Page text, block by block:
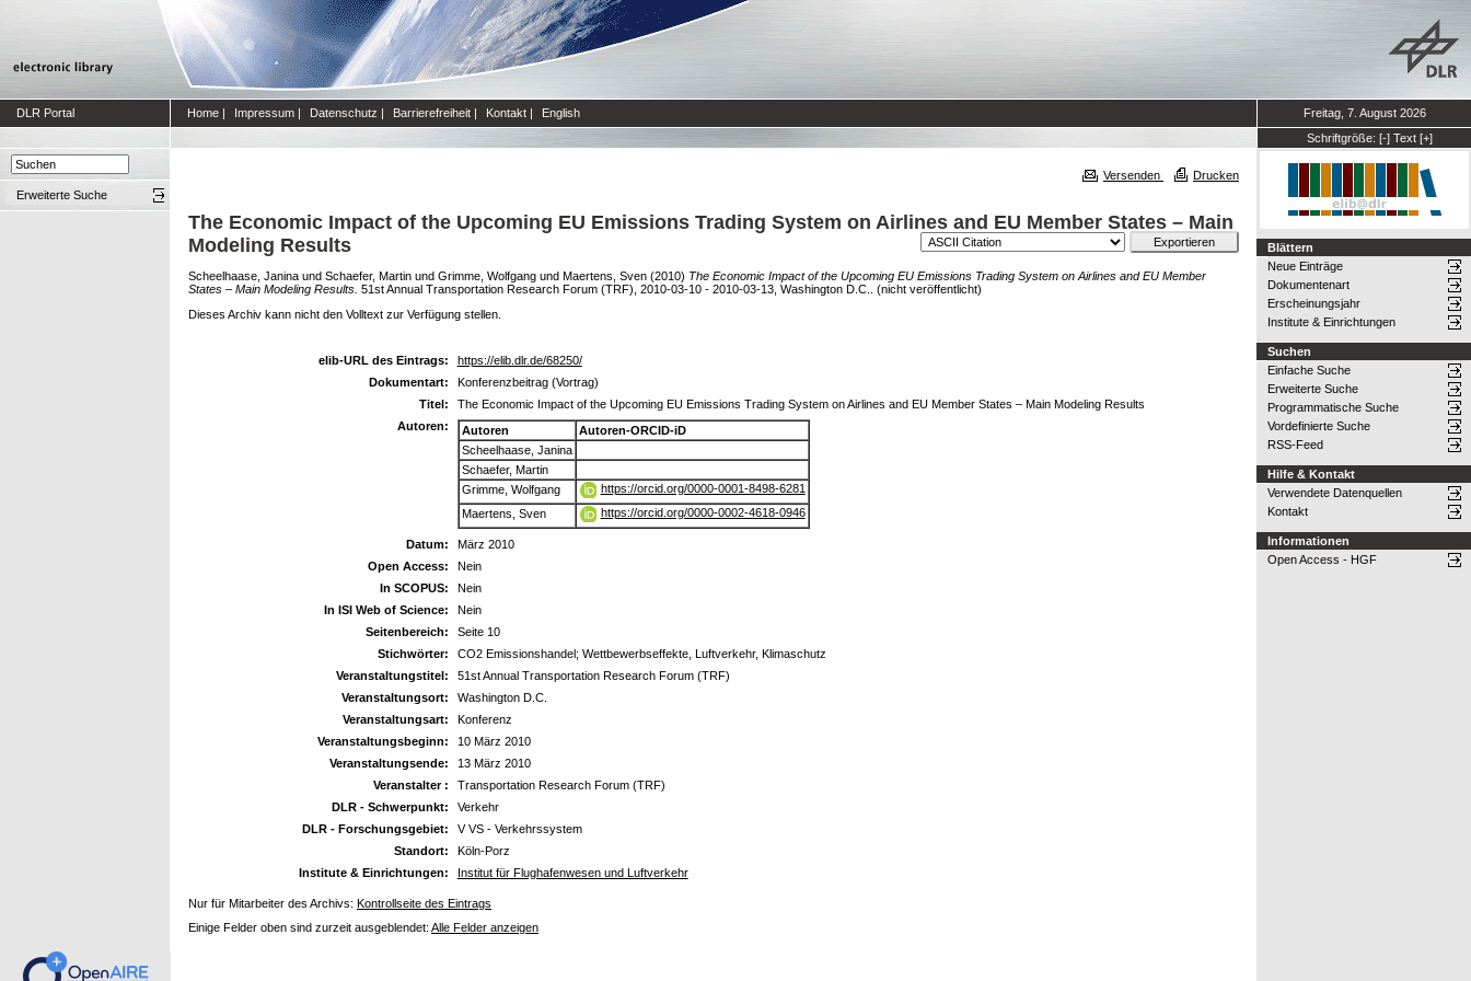
DLR Portal Home | Impressum | Datenschutz | Barrierefreiheit | Kontakt | English
Freitag, 7. August 2026
Schriftgröße: [-] Text [+]
Erweiterte Suche
Versenden Drucken
The Economic Impact of the Upcoming EU Emissions Trading System on Airlines and EU Member States – Main
Modeling Results
Scheelhaase, Janina und Schaefer, Martin und Grimme, Wolfgang und Maertens, Sven (2010) The Economic Impact of the Upcoming EU Emissions Trading System on Airlines and EU Member
States – Main Modeling Results. 51st Annual Transportation Research Forum (TRF), 2010-03-10 - 2010-03-13, Washington D.C.. (nicht veröffentlicht)
Dieses Archiv kann nicht den Volltext zur Verfügung stellen.
elib-URL des Eintrags:
https://elib.dlr.de/68250/
Dokumentart:
Konferenzbeitrag (Vortrag)
Titel:
The Economic Impact of the Upcoming EU Emissions Trading System on Airlines and EU Member States – Main Modeling Results
Autoren:
Autoren
Autoren-ORCID-iD
Scheelhaase, Janina
Schaefer, Martin
Grimme, Wolfgang
https://orcid.org/0000-0001-8498-6281
Maertens, Sven
https://orcid.org/0000-0002-4618-0946
Datum:
März 2010
Open Access:
Nein
In SCOPUS:
Nein
In ISI Web of Science:
Nein
Seitenbereich:
Seite 10
Stichwörter:
CO2 Emissionshandel; Wettbewerbseffekte, Luftverkehr, Klimaschutz
Veranstaltungstitel:
51st Annual Transportation Research Forum (TRF)
Veranstaltungsort:
Washington D.C.
Veranstaltungsart:
Konferenz
Veranstaltungsbeginn:
10 März 2010
Veranstaltungsende:
13 März 2010
Veranstalter :
Transportation Research Forum (TRF)
DLR - Schwerpunkt:
Verkehr
DLR - Forschungsgebiet:
V VS - Verkehrssystem
Standort:
Köln-Porz
Institute & Einrichtungen:
Institut für Flughafenwesen und Luftverkehr
Nur für Mitarbeiter des Archivs: Kontrollseite des Eintrags
Einige Felder oben sind zurzeit ausgeblendet: Alle Felder anzeigen
Blättern
Neue Einträge
Dokumentenart
Erscheinungsjahr
Institute & Einrichtungen
Suchen
Einfache Suche
Erweiterte Suche
Programmatische Suche
Vordefinierte Suche
RSS-Feed
Hilfe & Kontakt
Verwendete Datenquellen
Kontakt
Informationen
Open Access - HGF